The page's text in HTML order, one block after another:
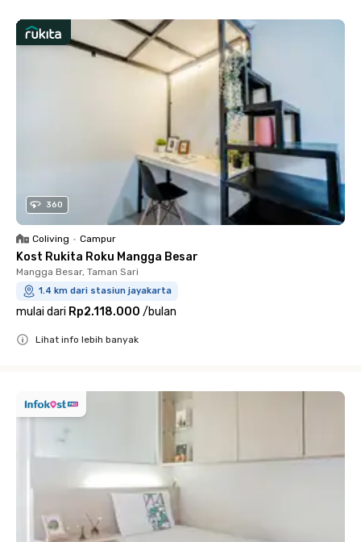
360
Coliving • Campur
Kost Rukita Roku Mangga Besar
Mangga Besar, Taman Sari
1.4 km dari stasiun jayakarta
mulai dari Rp2.118.000 /bulan
Lihat info lebih banyak